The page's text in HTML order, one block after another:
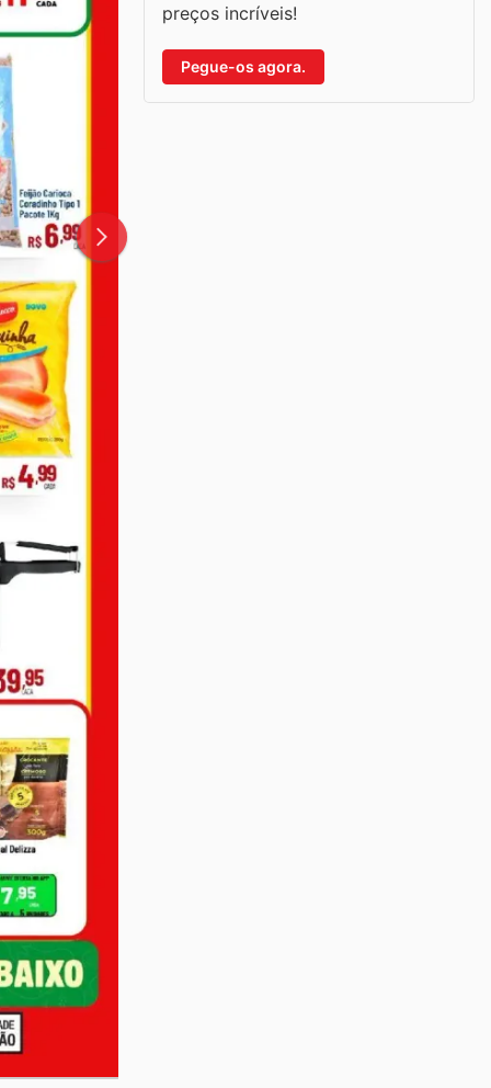
preços incríveis!
Pegue-os agora.